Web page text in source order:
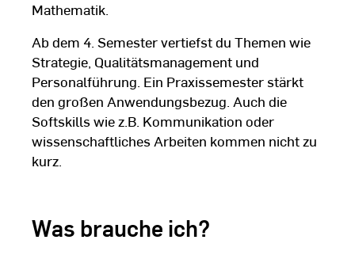
Mathematik.
Ab dem 4. Semester vertiefst du Themen wie
Strategie, Qualitätsmanagement und
Personalführung. Ein Praxissemester stärkt
den großen Anwendungsbezug. Auch die
Softskills wie z.B. Kommunikation oder
wissenschaftliches Arbeiten kommen nicht zu
kurz.
Was brauche ich?